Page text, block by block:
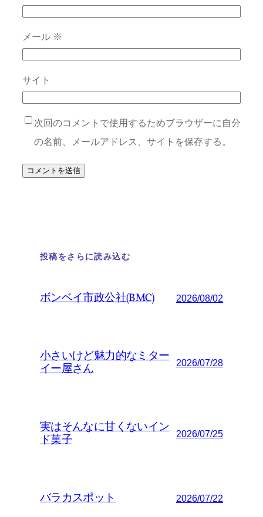
メール ※
サイト
次回のコメントで使用するためブラウザーに自分
の名前、メールアドレス、サイトを保存する。
投稿をさらに読み込む
ボンベイ市政公社(BMC) 2026/08/02
小さいけど魅力的なミター
イー屋さん
2026/07/28
実はそんなに甘くないイン
ド菓子
2026/07/25
バラカスポット 2026/07/22